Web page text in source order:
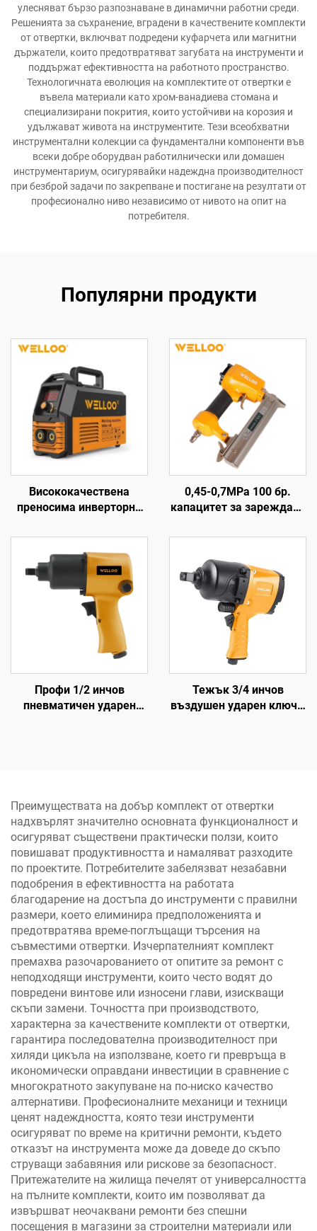
улесняват бързо разпознаване в динамични работни среди.
Решенията за съхранение, вградени в качествените комплекти
от отвертки, включват подредени куфарчета или магнитни
държатели, които предотвратяват загубата на инструменти и
поддържат ефективността на работното пространство.
Технологичната еволюция на комплектите от отвертки е
въвела материали като хром-ванадиева стомана и
специализирани покрития, които устойчиви на корозия и
удължават живота на инструментите. Тези всеобхватни
инструментални колекции са фундаментални компоненти във
всеки добре оборудван работилнически или домашен
инструментариум, осигурявайки надеждна производителност
при безброй задачи по закрепване и постигане на резултати от
професионално ниво независимо от нивото на опит на
потребителя.
Популярни продукти
Висококачествена
преносима инверторна
50V, високочестотна
домашна заваръчна
машина с цифров
дисплей LCD
0,45-0,7MPa 100 бр.
капацитет за зареждане
гвоздеи пневматичен
гвоздеи машина
Профи 1/2 инчов
пневматичен ударен
Тежък 3/4 инчов
въздушен ударен ключ с
Преимуществата на добър комплект от отвертки
надхвърлят значително основната функционалност и
осигуряват съществени практически ползи, които
повишават продуктивността и намаляват разходите
по проектите. Потребителите забелязват незабавни
подобрения в ефективността на работата
благодарение на достъпа до инструменти с правилни
размери, което елиминира предположенията и
предотвратява време-поглъщащи търсения на
съвместими отвертки. Изчерпателният комплект
премахва разочарованието от опитите за ремонт с
неподходящи инструменти, които често водят до
повредени винтове или износени глави, изискващи
скъпи замени. Точността при производството,
характерна за качествените комплекти от отвертки,
гарантира последователна производителност при
хиляди цикъла на използване, което ги превръща в
икономически оправдани инвестиции в сравнение с
многократното закупуване на по-ниско качество
алтернативи. Професионалните механици и техници
ценят надеждността, която тези инструменти
осигуряват по време на критични ремонти, където
отказът на инструмента може да доведе до скъпо
струващи забавяния или рискове за безопасност.
Притежателите на жилища печелят от универсалността
на пълните комплекти, които им позволяват да
извършват неочаквани ремонти без спешни
посещения в магазини за строителни материали или